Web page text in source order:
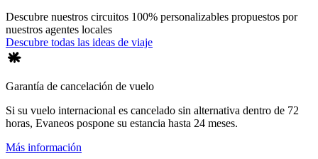
Descubre nuestros circuitos 100% personalizables propuestos por
nuestros agentes locales
Descubre todas las ideas de viaje
Garantía de cancelación de vuelo
Si su vuelo internacional es cancelado sin alternativa dentro de 72
horas, Evaneos pospone su estancia hasta 24 meses.
Más información